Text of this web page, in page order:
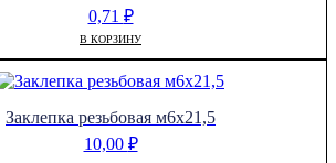
0,71 ₽
В КОРЗИНУ
Заклепка резьбовая м6х21,5
10,00 ₽